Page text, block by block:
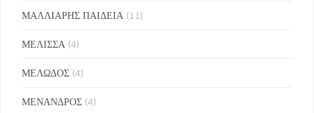
ΜΑΛΛΙΑΡΗΣ ΠΑΙΔΕΙΑ (11)
ΜΕΛΙΣΣΑ (4)
ΜΕΛΩΔΟΣ (4)
ΜΕΝΑΝΔΡΟΣ (4)